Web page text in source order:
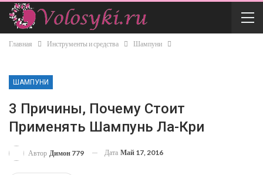
Главная Инструменты и средства Шампуни
ШАМПУНИ
3 Причины, Почему Стоит
Применять Шампунь Ла-Кри
Автор Димон 779 Дата Май 17, 2016